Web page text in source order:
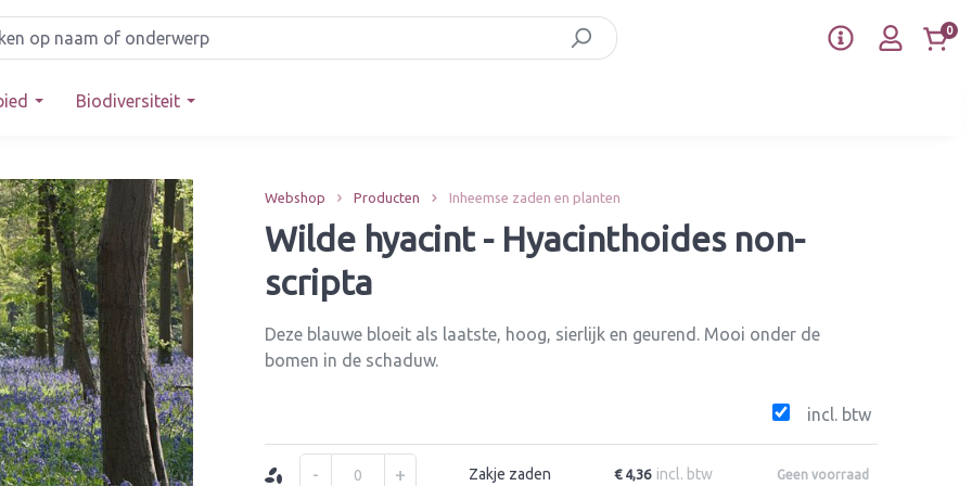
0
Biodiversiteit
Webshop Producten Inheemse zaden en planten
Wilde hyacint - Hyacinthoides non-
scripta
Deze blauwe bloeit als laatste, hoog, sierlijk en geurend. Mooi onder de
bomen in de schaduw.
incl. btw
- + Zakje zaden € 4,36 incl. btw Geen voorraad